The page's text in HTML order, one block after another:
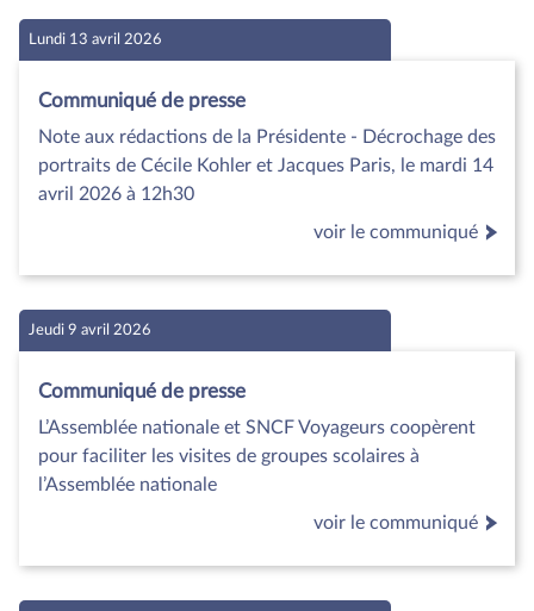
Lundi 13 avril 2026
Communiqué de presse
Note aux rédactions de la Présidente - Décrochage des
portraits de Cécile Kohler et Jacques Paris, le mardi 14
avril 2026 à 12h30
voir le communiqué
Jeudi 9 avril 2026
Communiqué de presse
L’Assemblée nationale et SNCF Voyageurs coopèrent
pour faciliter les visites de groupes scolaires à
l’Assemblée nationale
voir le communiqué